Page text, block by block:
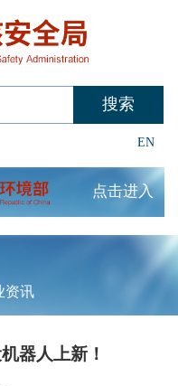
EN
点击进入
资讯
器人上新！